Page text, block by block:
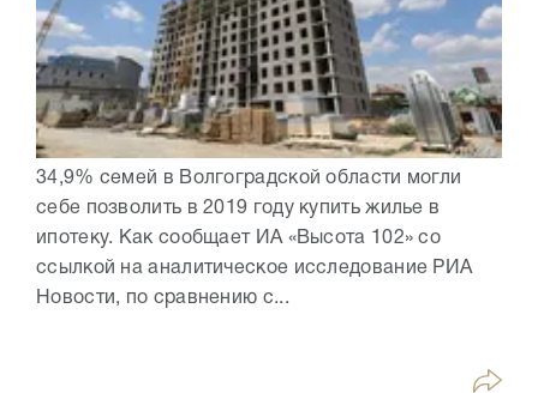
34,9% семей в Волгоградской области могли
себе позволить в 2019 году купить жилье в
ипотеку. Как сообщает ИА «Высота 102» со
ссылкой на аналитическое исследование РИА
Новости, по сравнению с...